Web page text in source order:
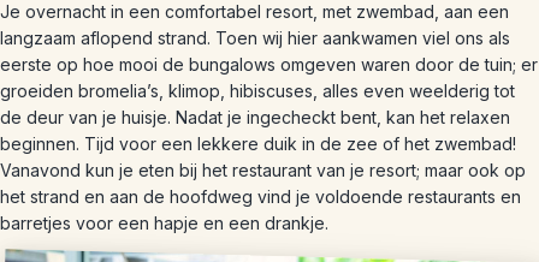
Je overnacht in een comfortabel resort, met zwembad, aan een
langzaam aflopend strand. Toen wij hier aankwamen viel ons als
eerste op hoe mooi de bungalows omgeven waren door de tuin; er
groeiden bromelia’s, klimop, hibiscuses, alles even weelderig tot
de deur van je huisje. Nadat je ingecheckt bent, kan het relaxen
beginnen. Tijd voor een lekkere duik in de zee of het zwembad!
Vanavond kun je eten bij het restaurant van je resort; maar ook op
het strand en aan de hoofdweg vind je voldoende restaurants en
barretjes voor een hapje en een drankje.